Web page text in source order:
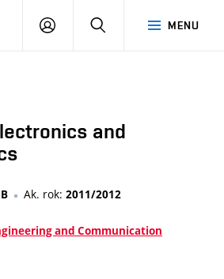
MENU
PŘIHLÁSIT
and
Ak. rok: 2011/2012
and Communication